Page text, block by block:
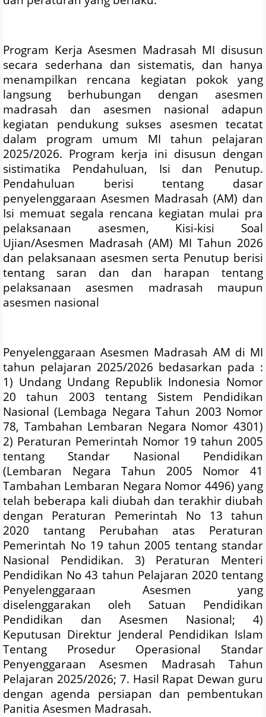
Program Kerja Asesmen Madrasah MI disusun
secara sederhana dan sistematis, dan hanya
menampilkan rencana kegiatan pokok yang
langsung berhubungan dengan asesmen
madrasah dan asesmen nasional adapun
kegiatan pendukung sukses asesmen tecatat
dalam program umum MI tahun pelajaran
2025/2026. Program kerja ini disusun dengan
sistimatika Pendahuluan, Isi dan Penutup.
Pendahuluan berisi tentang dasar
penyelenggaraan Asesmen Madrasah (AM) dan
Isi memuat segala rencana kegiatan mulai pra
pelaksanaan asesmen, Kisi-kisi Soal
Ujian/Asesmen Madrasah (AM) MI Tahun 2026
dan pelaksanaan asesmen serta Penutup berisi
tentang saran dan dan harapan tentang
pelaksanaan asesmen madrasah maupun
asesmen nasional
Penyelenggaraan Asesmen Madrasah AM di MI
tahun pelajaran 2025/2026 bedasarkan pada :
1) Undang Undang Republik Indonesia Nomor
20 tahun 2003 tentang Sistem Pendidikan
Nasional (Lembaga Negara Tahun 2003 Nomor
78, Tambahan Lembaran Negara Nomor 4301)
2) Peraturan Pemerintah Nomor 19 tahun 2005
tentang Standar Nasional Pendidikan
(Lembaran Negara Tahun 2005 Nomor 41
Tambahan Lembaran Negara Nomor 4496) yang
telah beberapa kali diubah dan terakhir diubah
dengan Peraturan Pemerintah No 13 tahun
2020 tantang Perubahan atas Peraturan
Pemerintah No 19 tahun 2005 tentang standar
Nasional Pendidikan. 3) Peraturan Menteri
Pendidikan No 43 tahun Pelajaran 2020 tentang
Penyelenggaraan Asesmen yang
diselenggarakan oleh Satuan Pendidikan
Pendidikan dan Asesmen Nasional; 4)
Keputusan Direktur Jenderal Pendidikan Islam
Tentang Prosedur Operasional Standar
Penyenggaraan Asesmen Madrasah Tahun
Pelajaran 2025/2026; 7. Hasil Rapat Dewan guru
dengan agenda persiapan dan pembentukan
Panitia Asesmen Madrasah.